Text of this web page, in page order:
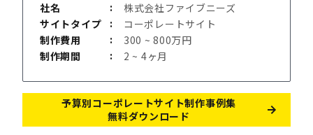
社名
株式会社ファイブニーズ
サイトタイプ
コーポレートサイト
制作費用
300 ~ 800万円
制作期間
2 ~ 4ヶ月
予算別コーポレートサイト制作事例集
無料ダウンロード